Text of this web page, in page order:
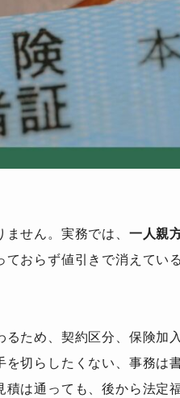
せん。実務では、 一人親
ておらず値引きで消えてい
ため、契約区分、保険加
切らしたくない、事務は
は通っても、後から法定